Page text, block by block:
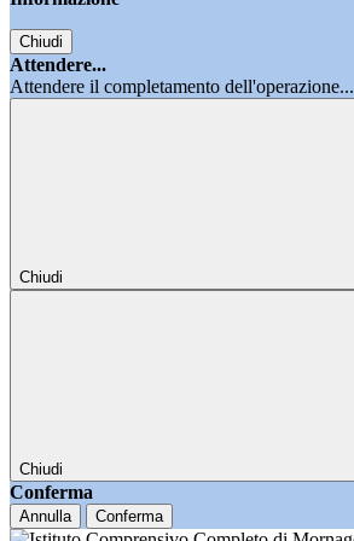
Chiudi
Attendere...
Attendere il completamento dell'operazione...
Chiudi
Chiudi
Conferma
Annulla Conferma